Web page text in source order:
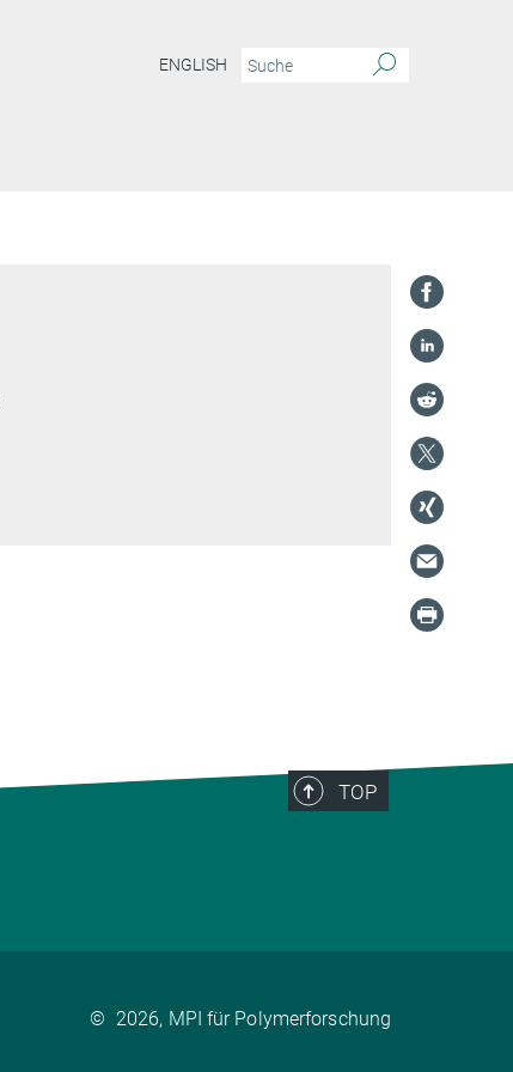
ENGLISH
TOP
© 2026, MPI für Polymerforschung